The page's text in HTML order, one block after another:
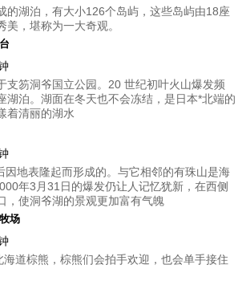
的湖泊，有大小126个岛屿，这些岛屿由18座
，堪称为一大奇观。
支笏洞爷国立公园。20 世纪初叶火山爆发频
湖泊。湖面在冬天也不会冻结，是日本*北端的
着清丽的湖水
因地表隆起而形成的。与它相邻的有珠山是海
年3月31日的爆发仍让人记忆犹新，在西侧
，使洞爷湖的景观更加富有气魄
场
道棕熊，棕熊们会拍手欢迎，也会单手接住